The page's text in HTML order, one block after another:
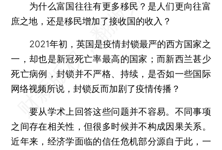
为什么富国往往有更多移民？是人们更向往富
庶之地，还是移民增加了接收国的收入？
2021年初，英国是疫情封锁最严的西方国家之
一，却也是新冠死亡率最高的国家；而新西兰甚少
死亡病例，封锁并不严格、持续，是否如一些国际
网络视频所说，封锁反而加剧了疫情传播？
要从学术上回答这些问题并不容易。不同事项
之间存在相关性，但很多时候并不构成因果关系。
近年来，经济学面临的信任危机部分源自于此，一